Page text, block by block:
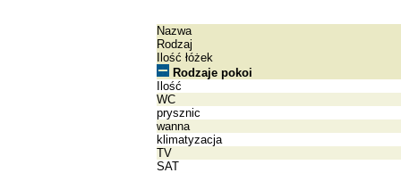
Nazwa
Rodzaj
Ilość łóżek
Rodzaje pokoi
Ilość
WC
prysznic
wanna
klimatyzacja
TV
SAT